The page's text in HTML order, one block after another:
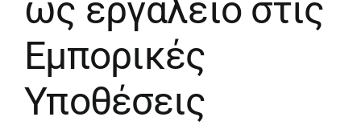
ως εργαλείο στις
Εμπορικές
Υποθέσεις